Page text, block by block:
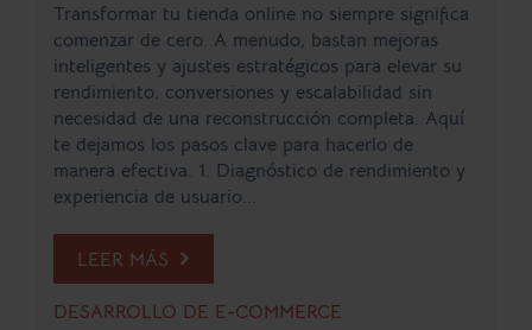
Transformar tu tienda online no siempre significa
comenzar de cero. A menudo, bastan mejoras
inteligentes y ajustes estratégicos para elevar su
rendimiento, conversiones y escalabilidad sin
necesidad de una reconstrucción completa. Aquí
te dejamos los pasos clave para hacerlo de
manera efectiva. 1. Diagnóstico de rendimiento y
experiencia de usuario...
LEER MÁS
DESARROLLO DE E-COMMERCE